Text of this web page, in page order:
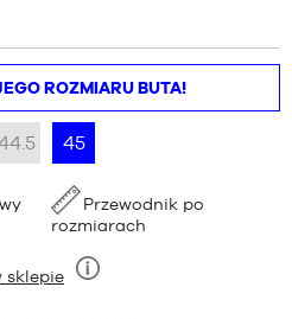
ROZMIARU BUTA!
45
Przewodnik po
rozmiarach
sklepie